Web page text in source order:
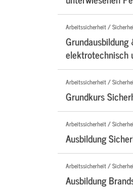
Arbeitssicherheit /
elektrotechnisch
Arbeitssicherheit /
Grundkurs
Arbeitssicherheit /
Ausbildung
Arbeitssicherheit /
Ausbildung